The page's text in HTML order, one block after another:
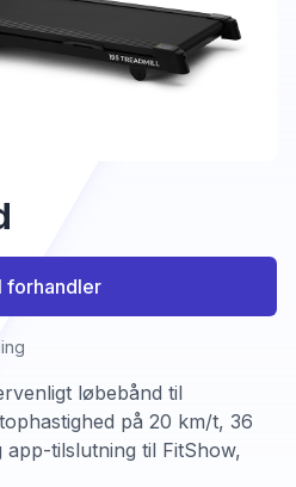
løbebånd til
på 20 km/t, 36
tilslutning til FitShow,
forhandler